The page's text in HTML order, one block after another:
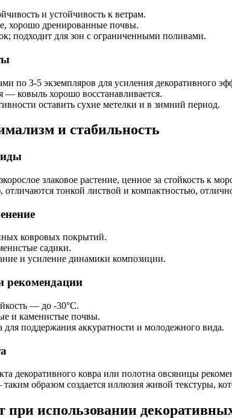
и устойчивость к ветрам.
хорошо дренированные почвы.
подходит для зон с ограниченными поливами.
по 3-5 экземпляров для усиления декоративного
— ковыль хорошо восстанавливается.
оставить сухие метелки и в зимний период.
и стабильность
злаковое растение, ценное за стойкость к
отличаются тонкой листвой и компактностью,
ковровых покрытий.
садики.
и усиление динамики композиции.
рекомендации
— до -30°C.
и каменистые почвы.
для поддержания аккуратности и молодежного вида.
декоративного ковра или полотна овсяницы
образом создается иллюзия живой текстуры,
использовании